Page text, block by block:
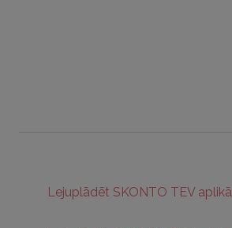
Lejuplādēt SKONTO TEV